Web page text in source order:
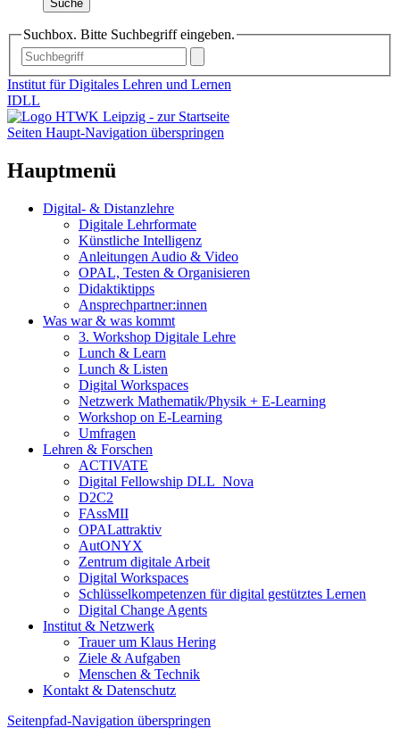
Suche
Suchbox. Bitte Suchbegriff eingeben.
Institut für Digitales Lehren und Lernen
IDLL
Seiten Haupt-Navigation überspringen
Hauptmenü
Digital- & Distanzlehre
Digitale Lehrformate
Künstliche Intelligenz
Anleitungen Audio & Video
OPAL, Testen & Organisieren
Didaktiktipps
Ansprechpartner:innen
Was war & was kommt
3. Workshop Digitale Lehre
Lunch & Learn
Lunch & Listen
Digital Workspaces
Netzwerk Mathematik/Physik + E-Learning
Workshop on E-Learning
Umfragen
Lehren & Forschen
ACTIVATE
Digital Fellowship DLL_Nova
D2C2
FAssMII
OPALattraktiv
AutONYX
Zentrum digitale Arbeit
Digital Workspaces
Schlüsselkompetenzen für digital gestütztes Lernen
Digital Change Agents
Institut & Netzwerk
Trauer um Klaus Hering
Ziele & Aufgaben
Menschen & Technik
Kontakt & Datenschutz
Seitenpfad-Navigation überspringen